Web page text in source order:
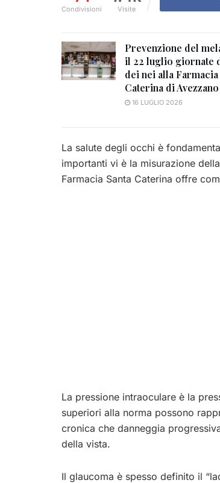
Condivisioni Visite
Prevenzione del
il 22 luglio giornate
dei nei alla Farmacia
Caterina di Avezzano
16 LUGLIO 2026
La salute degli occhi è
importanti vi è la misurazione
Farmacia Santa Caterina offre
La pressione intraoculare è la
superiori alla norma possono
cronica che danneggia
della vista.
Il glaucoma è spesso definito il